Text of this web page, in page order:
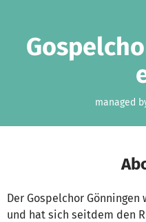
managed
Der Gospelchor Gönningen
und hat sich seitdem den